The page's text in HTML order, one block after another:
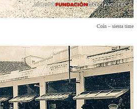
Coín – siesta time